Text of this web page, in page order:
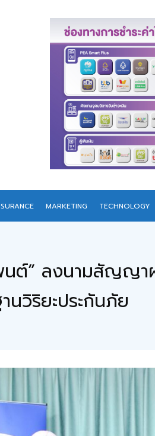
MARKETING TECHNOLOGY
นต์” ลงนามสัญญ
วิริยะประกันภัย